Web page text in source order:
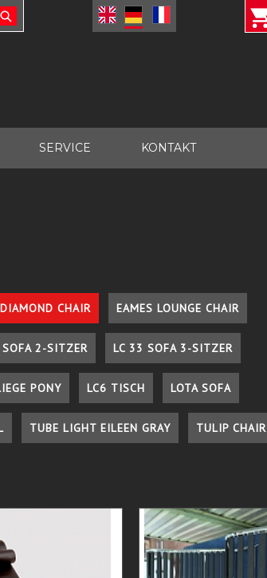
SERVICE KONTAKT
DIAMOND CHAIR EAMES LOUNGE CHAIR
2-SITZER LC 33 SOFA 3-SITZER
PONY LC6 TISCH LOTA SOFA
TUBE LIGHT EILEEN GRAY TULIP CHAIR